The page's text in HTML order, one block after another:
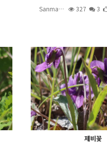
Sanma… 327 3
제비꽃